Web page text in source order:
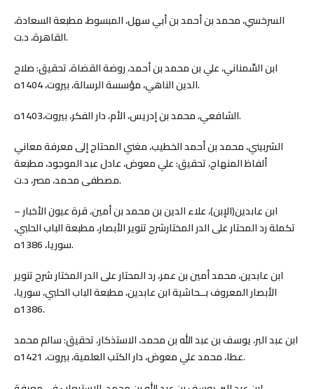
السرخسي، محمد بن أحمد بن أبي سهل، المبسوط، مطبعة السعادة،
القاهرة، د.ت.
ابن السِّمناني، علي بن محمد بن أحمد، روضة القضاة، تحقيق: صلاح
الدين الناهي، مؤسسة الرسالة، بيروت، 1404ه.
الشافعي، محمد بن إدريس، الأم، دار الفكر، بيروت،1403ه.
الشربيني، محمد بن أحمد الخطيب، مغني المحتاج إلى معرفة معاني
ألفاظ المنهاج، تحقيق: علي معوض، عادل عبد الموجود، مطبعة
مصطفى محمد، مصر، د.ت.
ابن عابدين(الإبن)، علاء الدين بن محمد بن أمين، قرة عيون الأخبار –
تكملة رد المحتار على الدر المختارشرح تنوير الأبصار، مطبعة الباب الحلبي،
سوريا، 1386ه.
ابن عابدين، محمد أمين بن عمر، رد المحتار على الدر المختار شرح تنوير
الأبصار المعروف بــحاشية ابن عابدين، مطبعة الباب الحلبي، سوريا،
1386ه.
ابن عبد البر، يوسف بن عبد الله بن محمد، الاستذكار، تحقيق: سالم محمد
عطا، محمد علي معوض، دار الكتب العلمية، بيروت، 1421ه.